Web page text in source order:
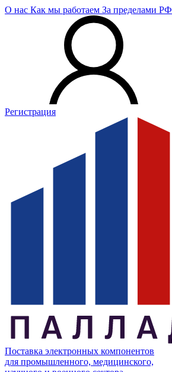
О нас Как мы работаем За пределами РФ
Регистрация
Поставка электронных компонентов
для промышленного, медицинского,